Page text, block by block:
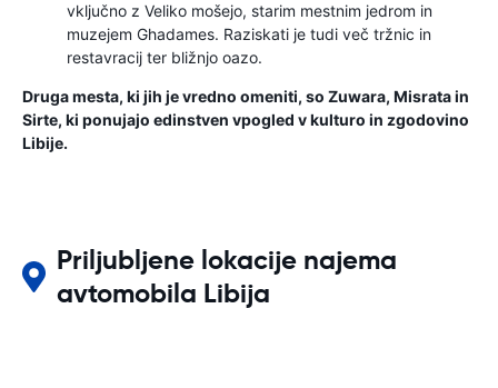
vključno z Veliko mošejo, starim mestnim jedrom in
muzejem Ghadames. Raziskati je tudi več tržnic in
restavracij ter bližnjo oazo.
Druga mesta, ki jih je vredno omeniti, so Zuwara, Misrata in
Sirte, ki ponujajo edinstven vpogled v kulturo in zgodovino
Libije.
Priljubljene lokacije najema
avtomobila Libija